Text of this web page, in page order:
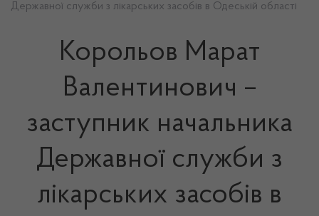
Державної служби з лікарських засобів в Одеській області
Корольов Марат
Валентинович –
заступник начальника
Державної служби з
лікарських засобів в